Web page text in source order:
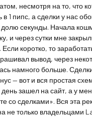
несмотря на то, что
в 1 пипс, а сделки у нас
долю секунды. Начала
и через сутки мне
Если коротко, то
вывод, через
намного больше.
— вот и вся простая
зашел на сайт, а у
со сделками». Вся эта
не только владельцами